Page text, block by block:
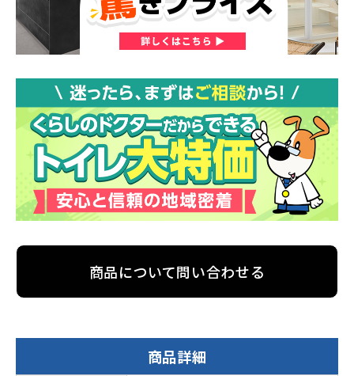
商品について問い合わせる
商品詳細